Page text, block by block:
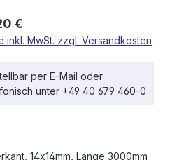
Preis:
€
inkl. MwSt. zzgl. Versandkosten
per E-Mail oder
unter +49 40 679 460-0